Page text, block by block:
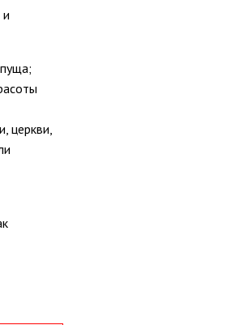
церкви,